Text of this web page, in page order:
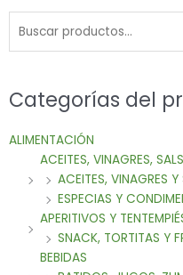
Categorías del
ALIMENTACIÓN
ACEITES, VINAGRES,
ACEITES, VINAGRES Y
ESPECIAS Y
APERITIVOS Y
SNACK, TORTITAS Y
BEBIDAS